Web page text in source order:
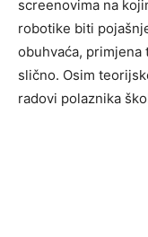
screenovima na
robotike biti
obuhvaća,
slično. Osim
radovi polaznika